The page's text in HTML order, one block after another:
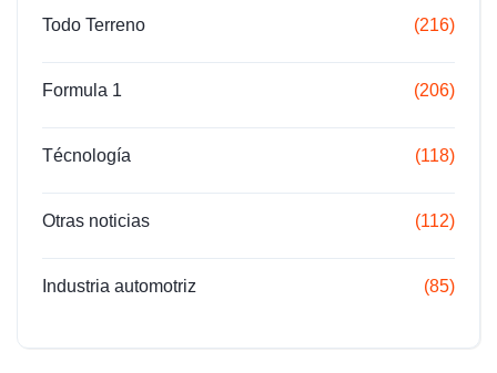
Todo Terreno (216)
Formula 1 (206)
Técnología (118)
Otras noticias (112)
Industria automotriz (85)